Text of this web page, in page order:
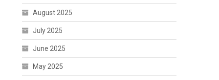
August 2025
July 2025
June 2025
May 2025